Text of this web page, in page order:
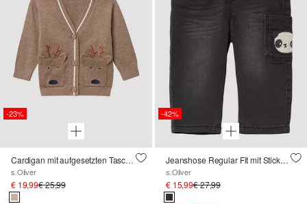
-23%
Cardigan mit aufgesetzten Taschen mit Rentier-Motiv
s.Oliver
€ 19,99€ 25,99
-42%
Jeanshose Regular Fit mit Stickdetail / soft & warm inside
s.Oliver
€ 15,99€ 27,99